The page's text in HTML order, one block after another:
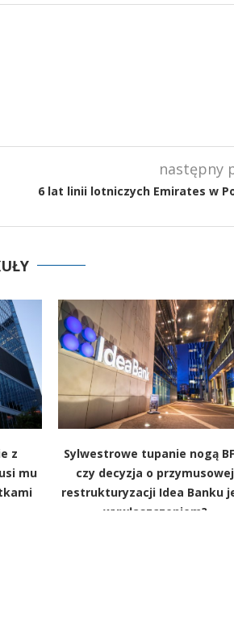
następny
6 lat linii lotniczych Emirates w
z
mu
Sylwestrowe tupanie nogą
czy decyzja o przymusowej
restrukturyzacji Idea Banku
wywłaszczeniem?